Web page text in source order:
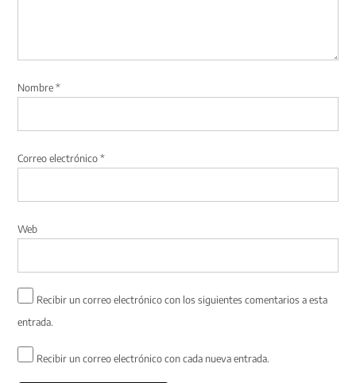
Nombre*
Correo electrónico*
Web
Recibir un correo electrónico con los siguientes comentarios a esta
entrada.
Recibir un correo electrónico con cada nueva entrada.